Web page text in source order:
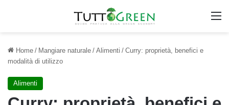
Home / Mangiare naturale / Alimenti / Curry: proprietà, benefici e
modalità di utilizzo
Alimenti